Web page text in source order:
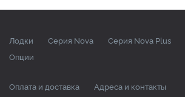
Лодки Серия Nova Серия Nova Plus
Опции
Оплата и доставка Адреса и контакты